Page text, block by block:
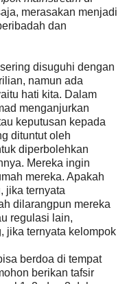
merasakan menjadi
dan
disuguhi dengan
namun ada
hati kita. Dalam
menganjurkan
keputusan kepada
dituntut oleh
diperbolehkan
Mereka ingin
mereka. Apakah
jika ternyata
dilarangpun mereka
regulasi lain,
jika ternyata kelompok
berdoa di tempat
berikan tafsir